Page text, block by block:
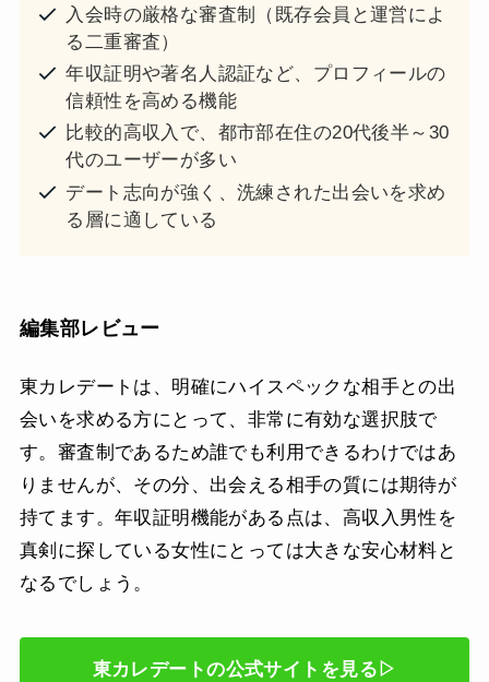
入会時の厳格な審査制（既存会員と運営によ
る二重審査）
年収証明や著名人認証など、プロフィールの
信頼性を高める機能
比較的高収入で、都市部在住の20代後半～30
代のユーザーが多い
デート志向が強く、洗練された出会いを求め
る層に適している
編集部レビュー
東カレデートは、明確にハイスペックな相手との出
会いを求める方にとって、非常に有効な選択肢で
す。審査制であるため誰でも利用できるわけではあ
りませんが、その分、出会える相手の質には期待が
持てます。年収証明機能がある点は、高収入男性を
真剣に探している女性にとっては大きな安心材料と
なるでしょう。
東カレデートの公式サイトを見る▷